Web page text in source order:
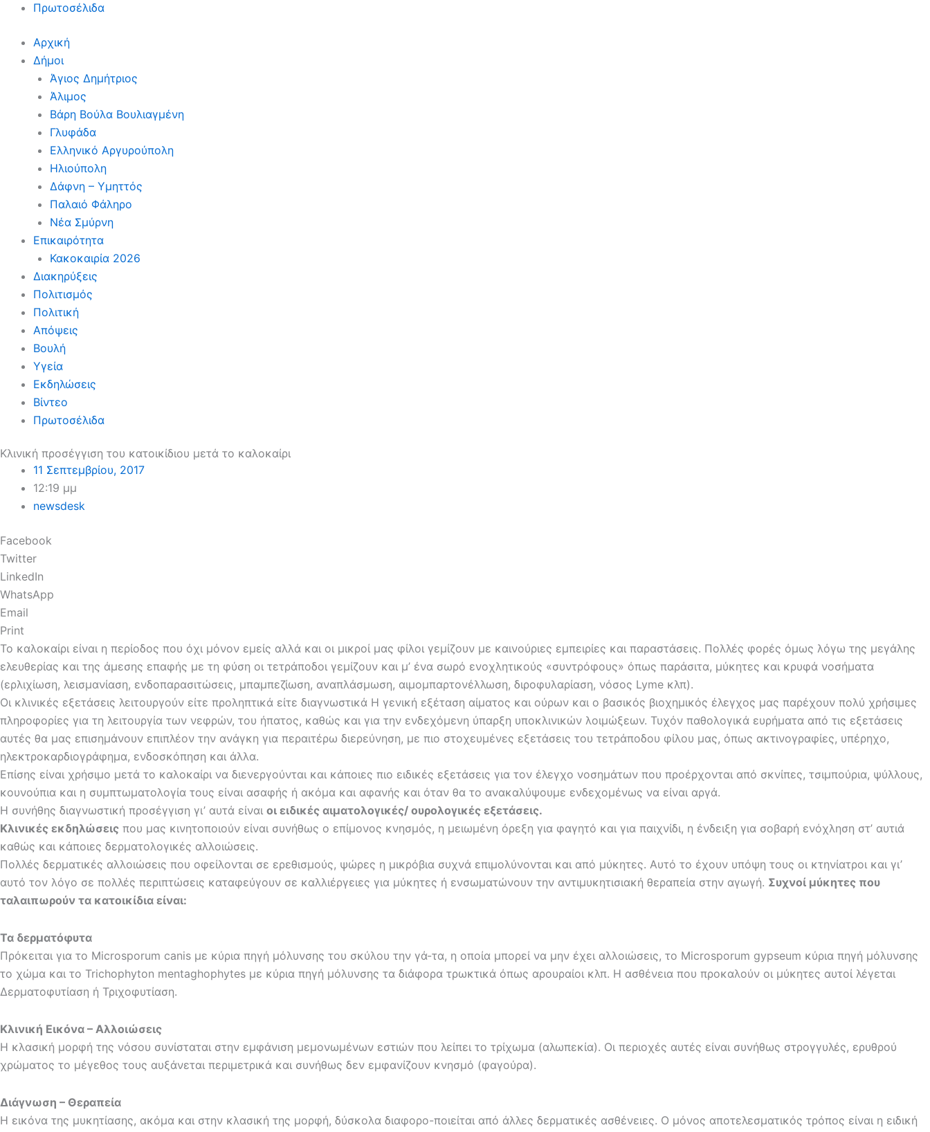
Πρωτοσέλιδα
Αρχική
Δήμοι
Άγιος Δημήτριος
Άλιμος
Βάρη Βούλα Βουλιαγμένη
Γλυφάδα
Ελληνικό Αργυρούπολη
Ηλιούπολη
Δάφνη – Υμηττός
Παλαιό Φάληρο
Νέα Σμύρνη
Επικαιρότητα
Κακοκαιρία 2026
Διακηρύξεις
Πολιτισμός
Πολιτική
Απόψεις
Βουλή
Υγεία
Εκδηλώσεις
Βίντεο
Πρωτοσέλιδα
Κλινική προσέγγιση του κατοικίδιου μετά το καλοκαίρι
11 Σεπτεμβρίου, 2017
12:19 μμ
newsdesk
Facebook
Twitter
LinkedIn
WhatsApp
Email
Print
Το καλοκαίρι είναι η περίοδος που όχι μόνον εμείς αλλά και οι μικροί μας φίλοι γεμίζουν με καινούριες εμπειρίες και παραστάσεις. Πολλές φορές όμως λόγω της μεγάλης
ελευθερίας και της άμεσης επαφής με τη φύση οι τετράποδοι γεμίζουν και μ’ ένα σωρό ενοχλητικούς «συντρόφους» όπως παράσιτα, μύκητες και κρυφά νοσήματα
(ερλιχίωση, λεισμανίαση, ενδοπαρασιτώσεις, μπαμπεζίωση, αναπλάσμωση, αιμομπαρτονέλλωση, διροφυλαρίαση, νόσος Lyme κλπ).
Οι κλινικές εξετάσεις λειτουργούν είτε προληπτικά είτε διαγνωστικά Η γενική εξέταση αίματος και ούρων και ο βασικός βιοχημικός έλεγχος μας παρέχουν πολύ χρήσιμες
πληροφορίες για τη λειτουργία των νεφρών, του ήπατος, καθώς και για την ενδεχόμενη ύπαρξη υποκλινικών λοιμώξεων. Τυχόν παθολογικά ευρήματα από τις εξετάσεις
αυτές θα μας επισημάνουν επιπλέον την ανάγκη για περαιτέρω διερεύνηση, με πιο στοχευμένες εξετάσεις του τετράποδου φίλου μας, όπως ακτινογραφίες, υπέρηχο,
ηλεκτροκαρδιογράφημα, ενδοσκόπηση και άλλα.
Επίσης είναι χρήσιμο μετά το καλοκαίρι να διενεργούνται και κάποιες πιο ειδικές εξετάσεις για τον έλεγχο νοσημάτων που προέρχονται από σκνίπες, τσιμπούρια, ψύλλους,
κουνούπια και η συμπτωματολογία τους είναι ασαφής ή ακόμα και αφανής και όταν θα το ανακαλύψουμε ενδεχομένως να είναι αργά.
Η συνήθης διαγνωστική προσέγγιση γι’ αυτά είναι οι ειδικές αιματολογικές/ ουρολογικές εξετάσεις.
Κλινικές εκδηλώσεις που μας κινητοποιούν είναι συνήθως ο επίμονος κνησμός, η μειωμένη όρεξη για φαγητό και για παιχνίδι, η ένδειξη για σοβαρή ενόχληση στ’ αυτιά
καθώς και κάποιες δερματολογικές αλλοιώσεις.
Πολλές δερματικές αλλοιώσεις που οφείλονται σε ερεθισμούς, ψώρες η μικρόβια συχνά επιμολύνονται και από μύκητες. Αυτό το έχουν υπόψη τους οι κτηνίατροι και γι’
αυτό τον λόγο σε πολλές περιπτώσεις καταφεύγουν σε καλλιέργειες για μύκητες ή ενσωματώνουν την αντιμυκητισιακή θεραπεία στην αγωγή. Συχνοί μύκητες που
ταλαιπωρούν τα κατοικίδια είναι:
Τα δερματόφυτα
Πρόκειται για το Microsporum canis με κύρια πηγή μόλυνσης του σκύλου την γά-τα, η οποία μπορεί να μην έχει αλλοιώσεις, το Microsporum gypseum κύρια πηγή μόλυνσης
το χώμα και το Trichophyton mentaghophytes με κύρια πηγή μόλυνσης τα διάφορα τρωκτικά όπως αρουραίοι κλπ. Η ασθένεια που προκαλούν οι μύκητες αυτοί λέγεται
Δερματοφυτίαση ή Τριχοφυτίαση.
Κλινική Εικόνα – Αλλοιώσεις
Η κλασική μορφή της νόσου συνίσταται στην εμφάνιση μεμονωμένων εστιών που λείπει το τρίχωμα (αλωπεκία). Οι περιοχές αυτές είναι συνήθως στρογγυλές, ερυθρού
χρώματος το μέγεθος τους αυξάνεται περιμετρικά και συνήθως δεν εμφανίζουν κνησμό (φαγούρα).
Διάγνωση – Θεραπεία
Η εικόνα της μυκητίασης, ακόμα και στην κλασική της μορφή, δύσκολα διαφορο-ποιείται από άλλες δερματικές ασθένειες. Ο μόνος αποτελεσματικός τρόπος είναι η ειδική